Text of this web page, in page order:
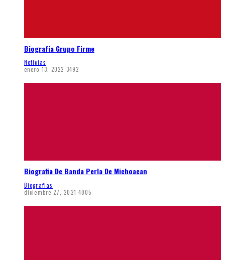
Biografía Grupo Firme
Noticias
enero 13, 2022 3492
Biografia De Banda Perla De Michoacan
Biografias
diciembre 27, 2021 4005